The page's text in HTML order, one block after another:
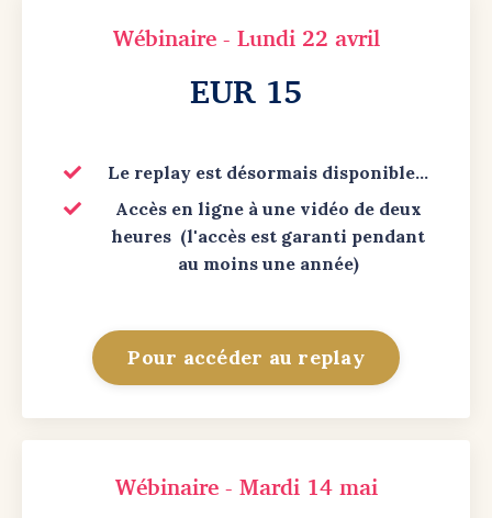
Wébinaire - Lundi 22 avril
EUR 15
Le replay est désormais disponible...
Accès en ligne à une vidéo de deux
heures (l'accès est garanti pendant
au moins une année)
Pour accéder au replay
Wébinaire - Mardi 14 mai